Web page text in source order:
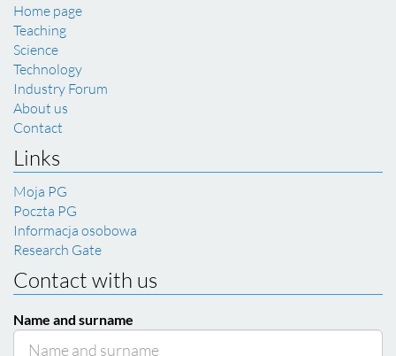
Home page
Teaching
Science
Technology
Industry Forum
About us
Contact
Links
Moja PG
Poczta PG
Informacja osobowa
Research Gate
Contact with us
Name and surname